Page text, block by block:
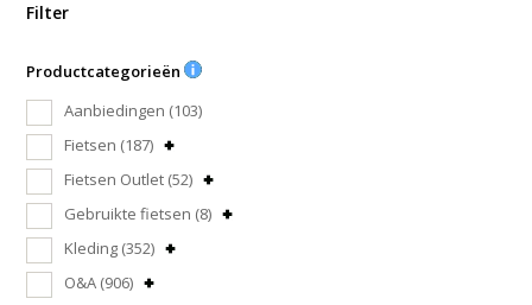
Filter
Productcategorieën
Aanbiedingen (103)
Fietsen (187)
Fietsen Outlet (52)
Gebruikte fietsen (8)
Kleding (352)
O&A (906)